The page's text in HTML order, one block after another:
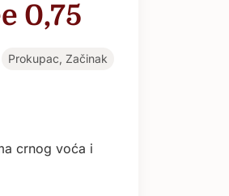
0,75
Prokupac, Začinak
crnog voća i